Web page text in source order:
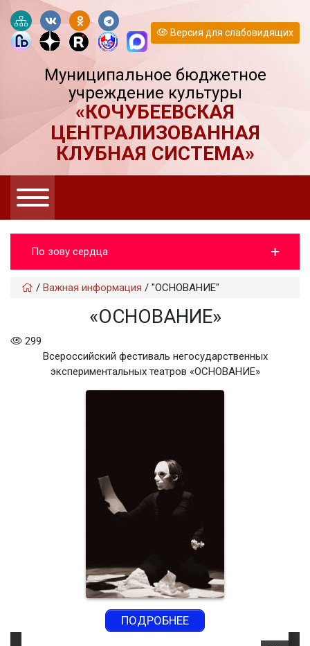
Версия для слабовидящих
Муниципальное бюджетное
учреждение культуры
«КОЧУБЕЕВСКАЯ
ЦЕНТРАЛИЗОВАННАЯ
КЛУБНАЯ СИСТЕМА»
По зову сердца
/ Важная информация / "ОСНОВАНИЕ"
«ОСНОВАНИЕ»
299
Всероссийский фестиваль негосударственных
экспериментальных театров «ОСНОВАНИЕ»
ПОДРОБНЕЕ